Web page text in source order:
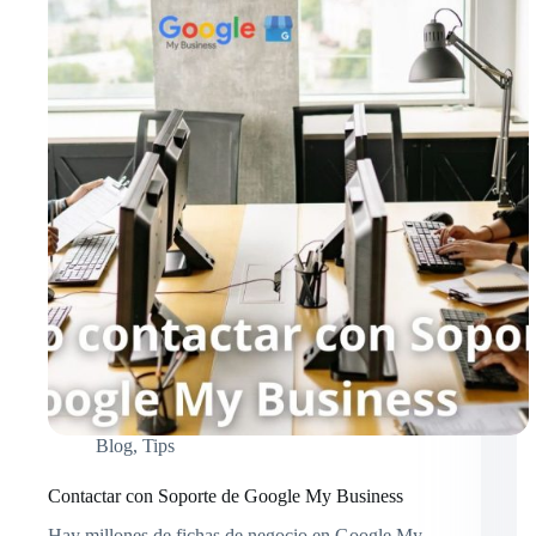
Blog, Tips
Contactar con Soporte de Google My Business